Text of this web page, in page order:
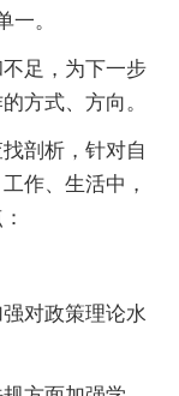
一。
足，为下一步
方式、方向。
剖析，针对自
作、生活中，
对政策理论水